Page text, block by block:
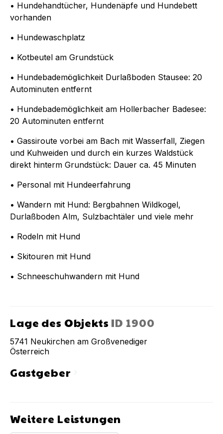
• Hundehandtücher, Hundenäpfe und Hundebett
vorhanden
• Hundewaschplatz
• Kotbeutel am Grundstück
• Hundebademöglichkeit Durlaßboden Stausee: 20
Autominuten entfernt
• Hundebademöglichkeit am Hollerbacher Badesee:
20 Autominuten entfernt
• Gassiroute vorbei am Bach mit Wasserfall, Ziegen
und Kuhweiden und durch ein kurzes Waldstück
direkt hinterm Grundstück: Dauer ca. 45 Minuten
• Personal mit Hundeerfahrung
• Wandern mit Hund: Bergbahnen Wildkogel,
Durlaßboden Alm, Sulzbachtäler und viele mehr
• Rodeln mit Hund
• Skitouren mit Hund
• Schneeschuhwandern mit Hund
Lage des Objekts ID 1900
5741 Neukirchen am Großvenediger
Österreich
Gastgeberchevron_right
Weitere Leistungen